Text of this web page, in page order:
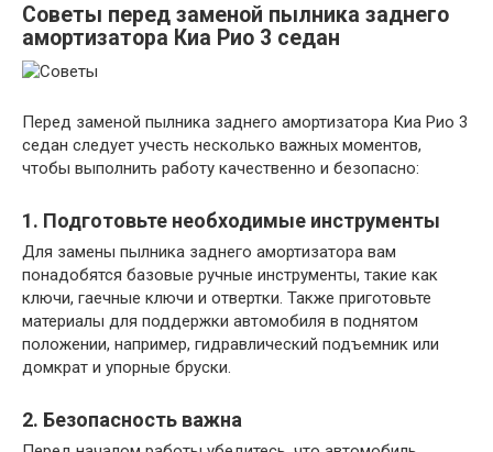
Советы перед заменой пылника заднего
амортизатора Киа Рио 3 седан
Перед заменой пылника заднего амортизатора Киа Рио 3
седан следует учесть несколько важных моментов,
чтобы выполнить работу качественно и безопасно:
1. Подготовьте необходимые инструменты
Для замены пылника заднего амортизатора вам
понадобятся базовые ручные инструменты, такие как
ключи, гаечные ключи и отвертки. Также приготовьте
материалы для поддержки автомобиля в поднятом
положении, например, гидравлический подъемник или
домкрат и упорные бруски.
2. Безопасность важна